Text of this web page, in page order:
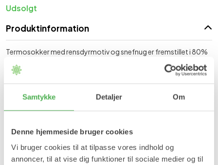
Samtykke Detaljer Om
Denne hjemmeside bruger cookies
Vi bruger cookies til at tilpasse vores indhold og
annoncer, til at vise dig funktioner til sociale medier og til
Udsolgt
Produktinformation
Termosokker med rensdyrmotiv og snefnug er fremstillet i 80%
fødder.
Økotex standard.
Ingen gummikant.
Velegnet til kolde fødder og køligt vejr.
Fuld frotte.
Vask